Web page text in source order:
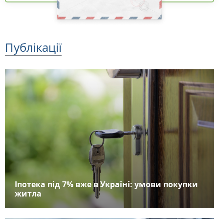
Публікації
Іпотека під 7% вже в Україні: умови покупки
житла